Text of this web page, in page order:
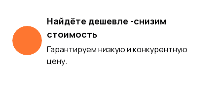
Найдёте дешевле -снизим
стоимость
Гарантируем низкую и конкурентную
цену.